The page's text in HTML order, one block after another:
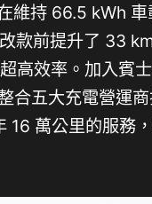
維持 66.5 kWh
款前提升了 33
高效率。加入賓
五大充電營運
萬公里的服務